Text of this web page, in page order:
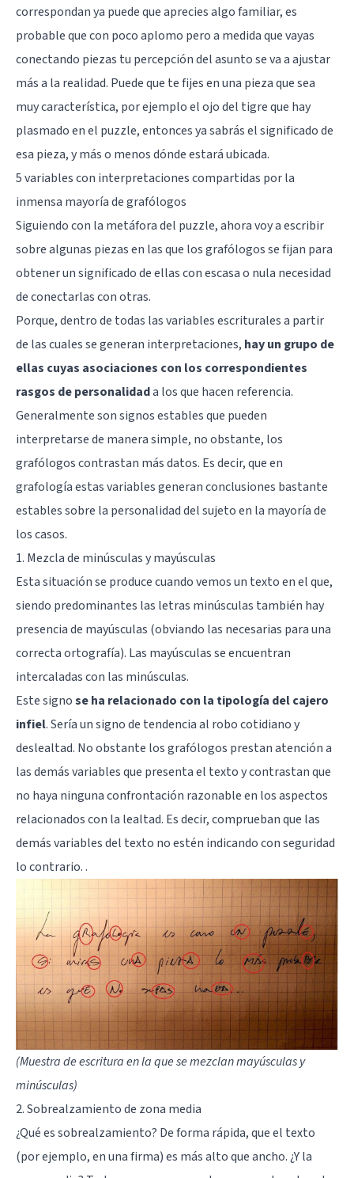
correspondan ya puede que aprecies algo familiar, es
probable que con poco aplomo pero a medida que vayas
conectando piezas tu percepción del asunto se va a ajustar
más a la realidad. Puede que te fijes en una pieza que sea
muy característica, por ejemplo el ojo del tigre que hay
plasmado en el puzzle, entonces ya sabrás el significado de
esa pieza, y más o menos dónde estará ubicada.
5 variables con interpretaciones compartidas por la
inmensa mayoría de grafólogos
Siguiendo con la metáfora del puzzle, ahora voy a escribir
sobre algunas piezas en las que los grafólogos se fijan para
obtener un significado de ellas con escasa o nula necesidad
de conectarlas con otras.
Porque, dentro de todas las variables escriturales a partir
de las cuales se generan interpretaciones, hay un grupo de
ellas cuyas asociaciones con los correspondientes
rasgos de personalidada los que hacen referencia.
Generalmente son signos estables que pueden
interpretarse de manera simple, no obstante, los
grafólogos contrastan más datos. Es decir, que en
grafología estas variables generan conclusiones bastante
estables sobre la personalidad del sujeto en la mayoría de
los casos.
1. Mezcla de minúsculas y mayúsculas
Esta situación se produce cuando vemos un texto en el que,
siendo predominantes las letras minúsculas también hay
presencia de mayúsculas (obviando las necesarias para una
correcta ortografía). Las mayúsculas se encuentran
intercaladas con las minúsculas.
Este signose ha relacionado con la tipología del cajero
infiel. Sería un signo de tendencia al robo cotidiano y
deslealtad. No obstante los grafólogos prestan atención a
las demás variables que presenta el texto y contrastan que
no haya ninguna confrontación razonable en los aspectos
relacionados con la lealtad. Es decir, comprueban que las
demás variables del texto no estén indicando con seguridad
lo contrario. .
(Muestra de escritura en la que se mezclan mayúsculas y
minúsculas)
2. Sobrealzamiento de zona media
¿Qué es sobrealzamiento? De forma rápida, que el texto
(por ejemplo, en una firma) es más alto que ancho. ¿Y la